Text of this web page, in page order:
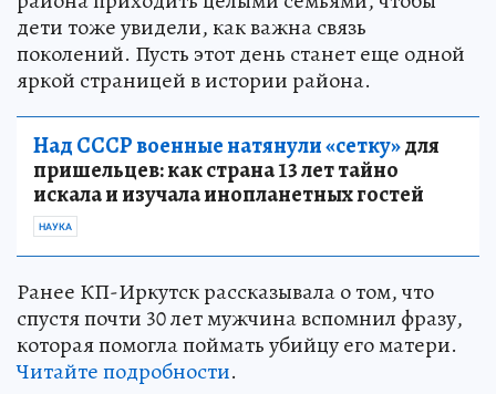
дети тоже увидели, как важна связь
поколений. Пусть этот день станет еще одной
яркой страницей в истории района.
Над СССР военные натянули «сетку»для
пришельцев: как страна 13 лет тайно
искала и изучала инопланетных гостей
НАУКА
Ранее КП-Иркутск рассказывала о том, что
спустя почти 30 лет мужчина вспомнил фразу,
которая помогла поймать убийцу его матери.
Читайте подробности.